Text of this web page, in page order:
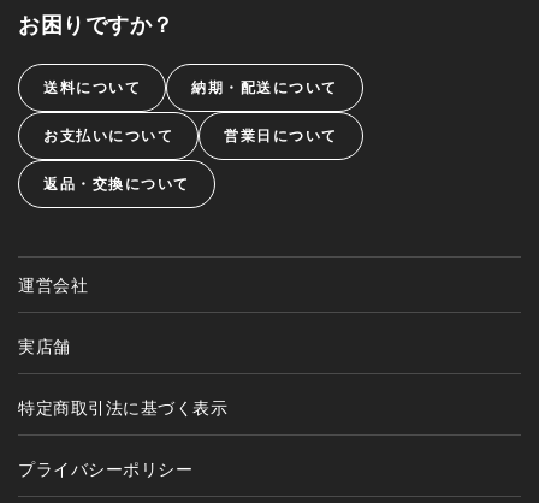
お困りですか？
送料について 納期・配送について
お支払いについて 営業日について
返品・交換について
運営会社
実店舗
特定商取引法に基づく表示
プライバシーポリシー